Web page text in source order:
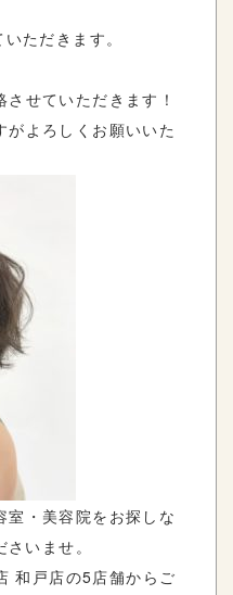
ただきます。
せていただきます！
がよろしくお願いいた
室・美容院をお探しな
いませ。
和戸店の5店舗からご